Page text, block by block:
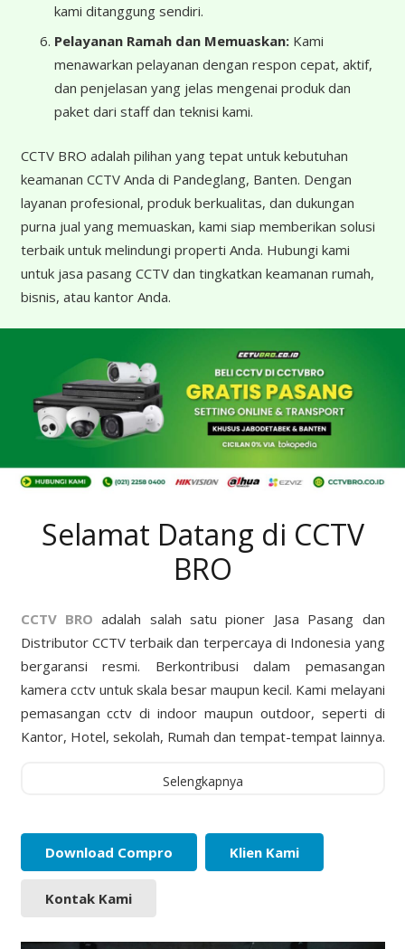
kami ditanggung sendiri.
Pelayanan Ramah dan Memuaskan: Kami
menawarkan pelayanan dengan respon cepat, aktif,
dan penjelasan yang jelas mengenai produk dan
paket dari staff dan teknisi kami.
CCTV BRO adalah pilihan yang tepat untuk kebutuhan
keamanan CCTV Anda di Pandeglang, Banten. Dengan
layanan profesional, produk berkualitas, dan dukungan
purna jual yang memuaskan, kami siap memberikan solusi
terbaik untuk melindungi properti Anda. Hubungi kami
untuk jasa pasang CCTV dan tingkatkan keamanan rumah,
bisnis, atau kantor Anda.
Selamat Datang di CCTV
BRO
CCTV BRO adalah salah satu pioner Jasa Pasang dan
Distributor CCTV terbaik dan terpercaya di Indonesia yang
bergaransi resmi. Berkontribusi dalam pemasangan
kamera cctv untuk skala besar maupun kecil. Kami melayani
pemasangan cctv di indoor maupun outdoor, seperti di
Kantor, Hotel, sekolah, Rumah dan tempat-tempat lainnya.
Selengkapnya
Download Compro Klien Kami
Kontak Kami